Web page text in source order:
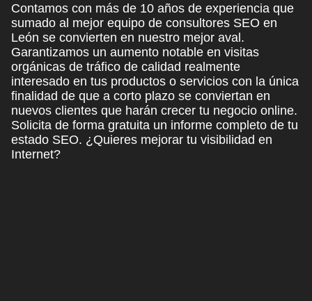
Contamos con más de 10 años de experiencia que
sumado al mejor equipo de consultores SEO en
León se convierten en nuestro mejor aval.
Garantizamos un aumento notable en visitas
orgánicas de tráfico de calidad realmente
interesado en tus productos o servicios con la única
finalidad de que a corto plazo se conviertan en
nuevos clientes que harán crecer tu negocio online.
Solicita de forma gratuita un informe completo de tu
estado SEO. ¿Quieres mejorar tu visibilidad en
Internet?